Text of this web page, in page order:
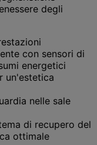
degli
con sensori di
energetici
un'estetica
nelle sale
di recupero del
ottimale